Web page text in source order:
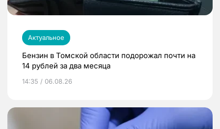
Актуальное
Бензин в Томской области подорожал почти на
14 рублей за два месяца
14:35 / 06.08.26